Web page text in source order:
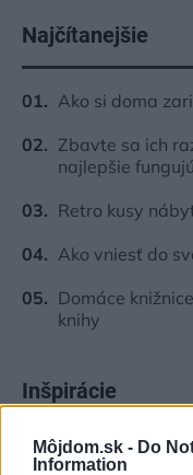
Môjdom.sk - Do
Information
Najčítanejšie
Ako si doma
Zbavte sa ich
najlepšie
Retro kusy
Ako vniesť do
Domáce
knihy
Inšpirácie
obývacia izba,